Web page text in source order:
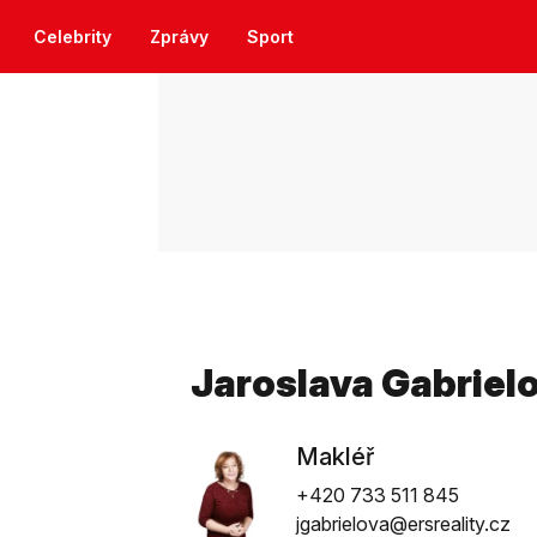
Celebrity Zprávy Sport
Jaroslava
Makléř
+420 733 511 845
jgabrielova@ersreality.cz